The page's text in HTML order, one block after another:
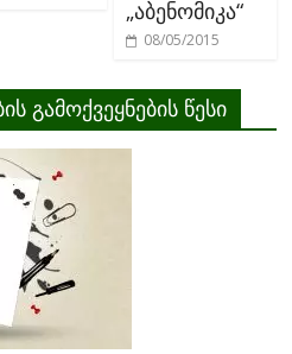
„აბენომიკა“
08/05/2015
გამოქვეყნების წესი